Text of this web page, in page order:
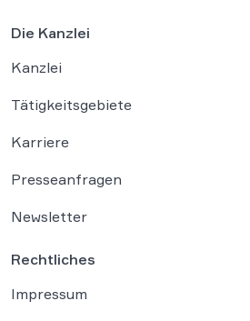
Die Kanzlei
Kanzlei
Tätigkeitsgebiete
Karriere
Presseanfragen
Newsletter
Rechtliches
Impressum